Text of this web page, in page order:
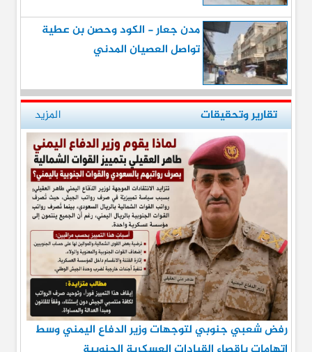
مدن جعار - الكود وحصن بن عطية
تواصل العصيان المدني
تقارير وتحقيقات المزيد
رفض شعبي جنوبي لتوجهات وزير الدفاع اليمني وسط